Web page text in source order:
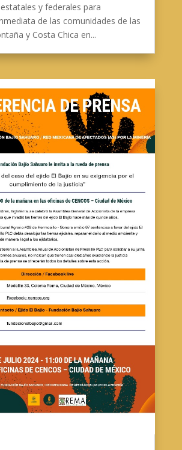
y federales para
de las comunidades de las
y Costa Chica en...